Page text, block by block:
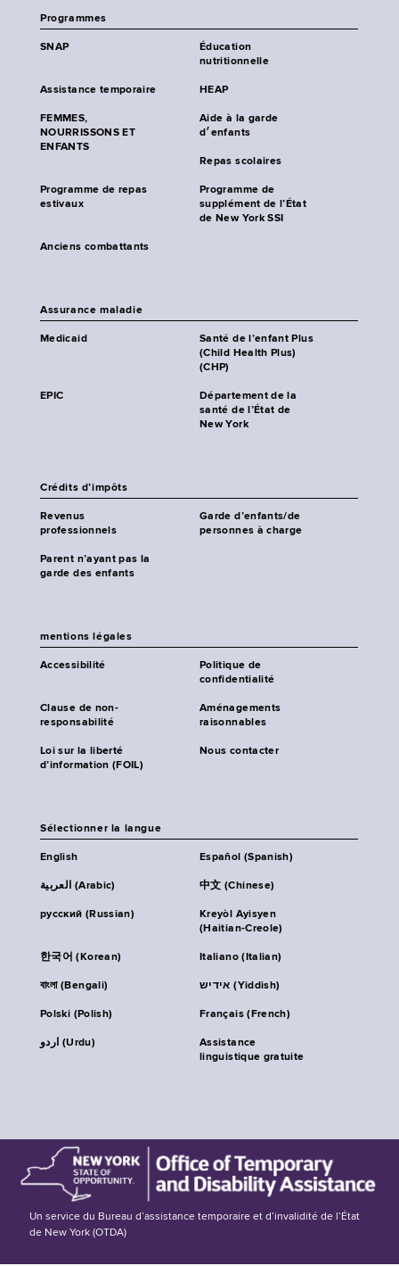
Programmes
SNAP
Éducation
nutritionnelle
Assistance temporaire HEAP
FEMMES,
NOURRISSONS ET
ENFANTS
Aide à la garde
d׳enfants
Repas scolaires
Programme de repas
estivaux
Programme de
supplément de l’État
de New York SSI
Anciens combattants
Assurance maladie
Medicaid
Santé de l’enfant Plus
(Child Health Plus)
(CHP)
EPIC
Département de la
santé de l’État de
New York
Crédits d’impôts
Revenus
professionnels
Garde d’enfants/de
personnes à charge
Parent n’ayant pas la
garde des enfants
mentions légales
Accessibilité
Politique de
confidentialité
Clause de non-
responsabilité
Aménagements
raisonnables
Loi sur la liberté
d’information (FOIL)
Nous contacter
Sélectionner la langue
English Español (Spanish)
العربية (Arabic) 中文 (Chinese)
русский (Russian)
Kreyòl Ayisyen
(Haitian-Creole)
한국어 (Korean) Italiano (Italian)
বাংলা (Bengali) אידיש (Yiddish)
Polski (Polish) Français (French)
اردو (Urdu)
Assistance
linguistique gratuite
Un service du Bureau d’assistance temporaire et d’invalidité de l’État
de New York (OTDA)